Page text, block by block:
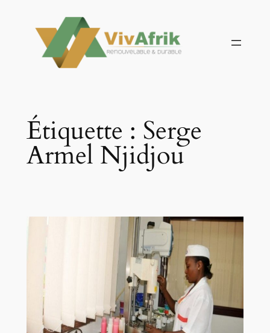
contenu
Étiquette : Serge
Armel Njidjou